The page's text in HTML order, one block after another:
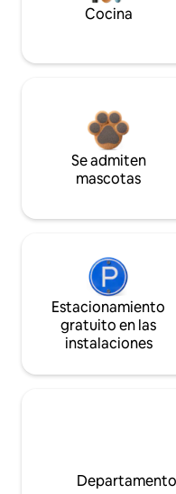
Cocina
Se admiten
mascotas
Estacionamiento
gratuito en las
instalaciones